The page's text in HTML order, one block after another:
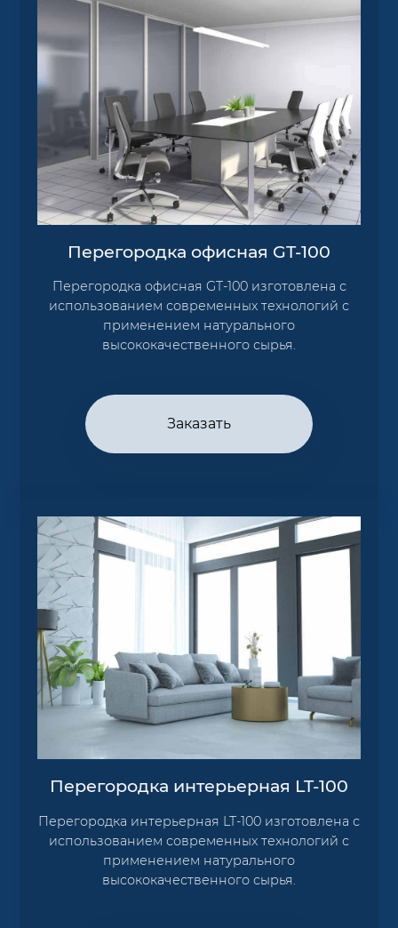
Перегородка офисная GT-100
Перегородка офисная GT-100 изготовлена с
использованием современных технологий с
применением натурального
высококачественного сырья.
Заказать
Перегородка интерьерная LT-100
Перегородка интерьерная LT-100 изготовлена с
использованием современных технологий с
применением натурального
высококачественного сырья.